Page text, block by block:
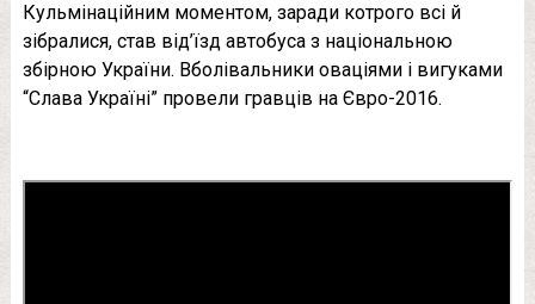
Кульмінаційним моментом, заради котрого всі й
зібралися, став від’їзд автобуса з національною
збірною України. Вболівальники оваціями і вигуками
“Слава Україні” провели гравців на Євро-2016.